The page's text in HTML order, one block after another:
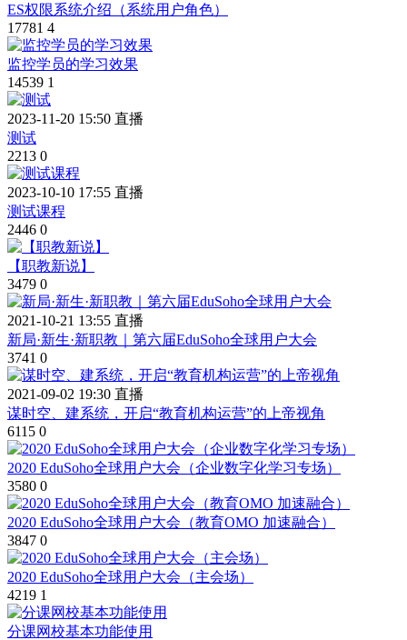
ES权限系统介绍（系统用户角色）
17781 4
监控学员的学习效果
14539 1
2023-11-20 15:50 直播
测试
2213 0
2023-10-10 17:55 直播
测试课程
2446 0
【职教新说】
3479 0
2021-10-21 13:55 直播
新局·新生·新职教｜第六届EduSoho全球用户大会
3741 0
2021-09-02 19:30 直播
谋时空、建系统，开启“教育机构运营”的上帝视角
6115 0
2020 EduSoho全球用户大会（企业数字化学习专场）
3580 0
2020 EduSoho全球用户大会（教育OMO 加速融合）
3847 0
2020 EduSoho全球用户大会（主会场）
4219 1
分课网校基本功能使用